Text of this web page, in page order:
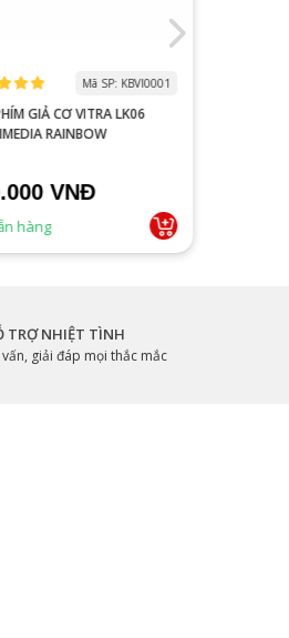
Mã SP: KBVI0001
CƠ VITRA LK06
RAINBOW
VNĐ
hàng
TRỢ NHIỆT TÌNH
giải đáp mọi thắc mắc